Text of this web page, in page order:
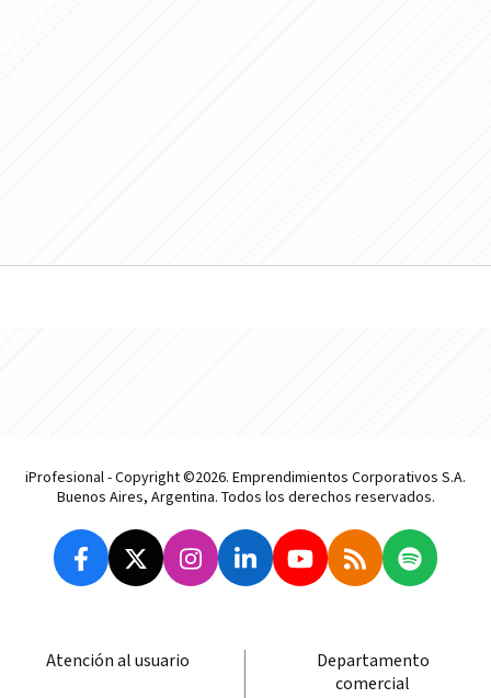
iProfesional - Copyright ©2026. Emprendimientos Corporativos S.A.
Buenos Aires, Argentina. Todos los derechos reservados.
Atención al usuario
Departamento
comercial